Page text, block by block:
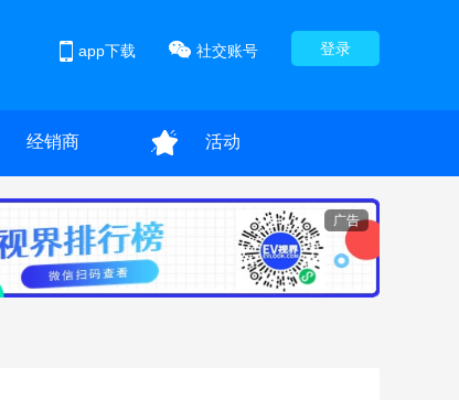
登录
社交账号
app下载
经销商 活动
广告